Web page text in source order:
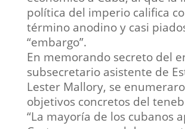
política del imperio califica
término anodino y casi
“embargo”.
En memorando secreto del
subsecretario asistente de
Lester Mallory, se
objetivos concretos del
“La mayoría de los cubanos